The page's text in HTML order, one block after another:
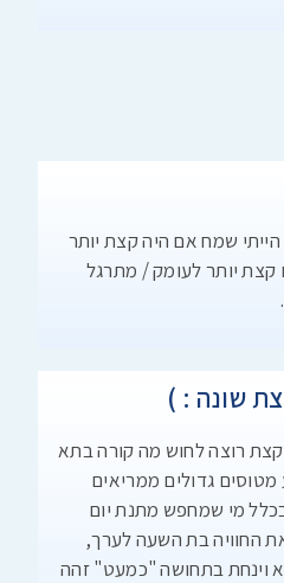
שמח אם היה קצת יותר
קצת יותר לעומק / מתרגל
שונה : )
רוצה לחוש מה קורה בתא
גדולים ממריאים
מי שמחפש מתנת יום
החוויה בת השעה לערך,
וינחת בתחושה "כמעט" זהה